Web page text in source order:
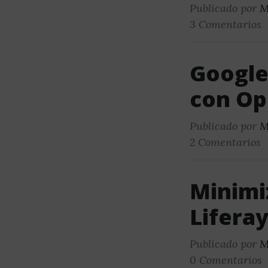
Publicado por
3 Comentarios
con
Publicado por
2 Comentarios
Publicado por
0 Comentarios